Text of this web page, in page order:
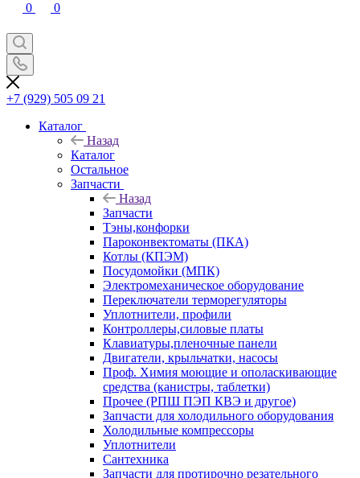
0 0
+7 (929) 505 09 21
Каталог
Назад
Каталог
Остальное
Запчасти
Назад
Запчасти
Тэны,конфорки
Пароконвектоматы (ПКА)
Котлы (КПЭМ)
Посудомойки (МПК)
Электромеханическое оборудование
Переключатели терморегуляторы
Уплотнители, профили
Контроллеры,силовые платы
Клавиатуры,пленочные панели
Двигатели, крыльчатки, насосы
Проф. Химия моющие и ополаскивающие
средства (канистры, таблетки)
Прочее (РПШ ПЭП КВЭ и другое)
Запчасти для холодильного оборудования
Холодильные компрессоры
Уплотнители
Сантехника
Запчасти для протирочно резательного